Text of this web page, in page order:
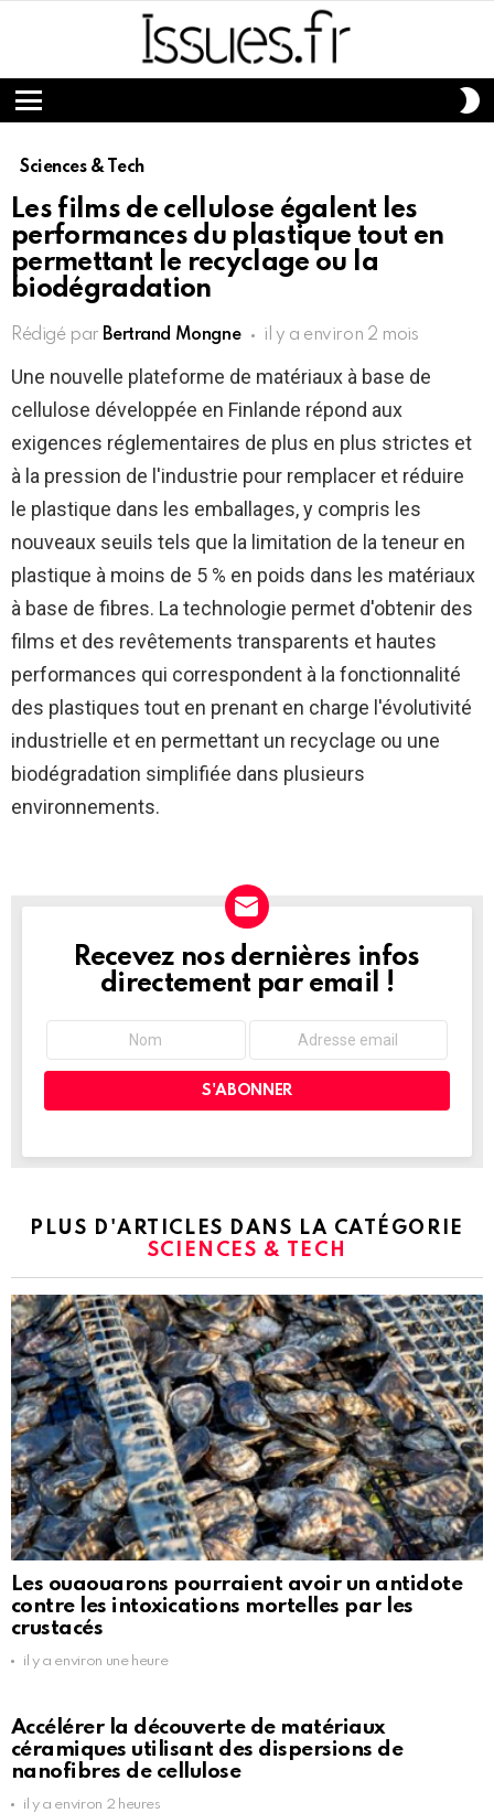
Menu
Sciences & Tech
Les films de cellulose égalent les
performances du plastique tout en
permettant le recyclage ou la
biodégradation
Rédigé par Bertrand Mongne il y a environ 2 mois
Une nouvelle plateforme de matériaux à base de
cellulose développée en Finlande répond aux
exigences réglementaires de plus en plus strictes et
à la pression de l'industrie pour remplacer et réduire
le plastique dans les emballages, y compris les
nouveaux seuils tels que la limitation de la teneur en
plastique à moins de 5 % en poids dans les matériaux
à base de fibres. La technologie permet d'obtenir des
films et des revêtements transparents et hautes
performances qui correspondent à la fonctionnalité
des plastiques tout en prenant en charge l'évolutivité
industrielle et en permettant un recyclage ou une
biodégradation simplifiée dans plusieurs
environnements.
NEWSLETTER
Recevez nos dernières infos
directement par email !
PLUS D'ARTICLES DANS LA CATÉGORIE
SCIENCES & TECH
Les ouaouarons pourraient avoir un antidote
contre les intoxications mortelles par les
crustacés
il y a environ une heure
Accélérer la découverte de matériaux
céramiques utilisant des dispersions de
nanofibres de cellulose
il y a environ 2 heures